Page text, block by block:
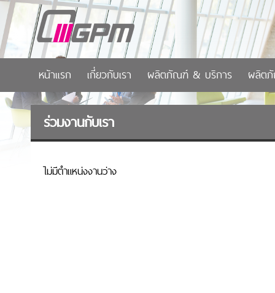
หน้าแรก เกี่ยวกับเรา ผลิตภัณฑ์ & บริการ ผลิต
ร่วมงานกับเรา
ไม่มีตำแหน่งงานว่าง